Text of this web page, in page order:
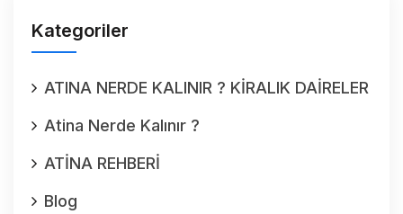
Kategoriler
ATINA NERDE KALINIR ? KİRALIK DAİRELER
Atina Nerde Kalınır ?
ATİNA REHBERİ
Blog